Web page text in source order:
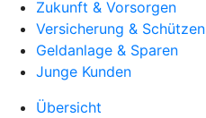
Zukunft & Vorsorgen
Versicherung & Schützen
Geldanlage & Sparen
Junge Kunden
Übersicht